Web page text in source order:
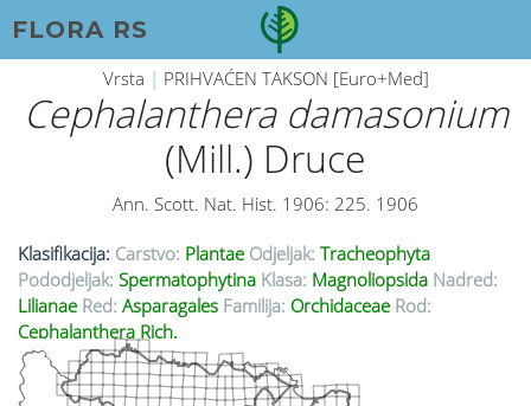
FLORA RS
Vrsta | PRIHVAĆEN TAKSON [Euro+Med]
Cephalanthera damasonium
(Mill.) Druce
Ann. Scott. Nat. Hist. 1906: 225. 1906
Klasifikacija: Carstvo: Plantae Odjeljak: Tracheophyta
Pododjeljak: Spermatophytina Klasa: Magnoliopsida Nadred:
Lilianae Red: Asparagales Familija: Orchidaceae Rod:
Cephalanthera Rich.